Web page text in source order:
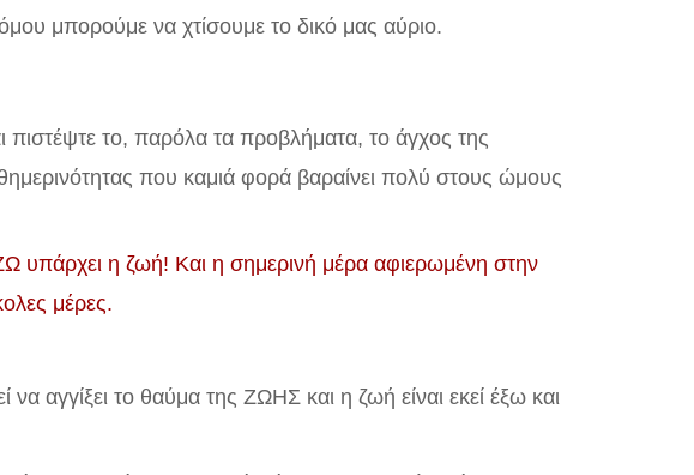
μπορούμε να χτίσουμε το δικό μας αύριο.
πιστέψτε το, παρόλα τα προβλήματα, το άγχος της
που καμιά φορά βαραίνει πολύ στους ώμους
υπάρχει η ζωή! Και η σημερινή μέρα αφιερωμένη στην
μέρες.
αγγίξει το θαύμα της ΖΩΗΣ και η ζωή είναι εκεί έξω και